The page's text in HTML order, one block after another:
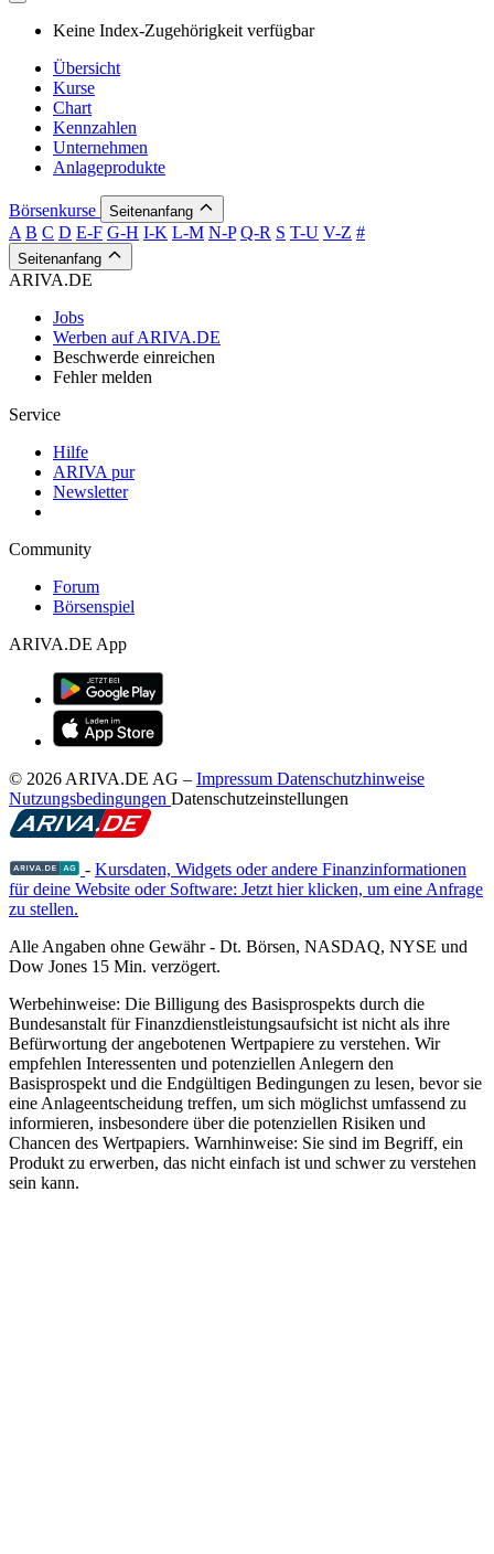
Keine Index-Zugehörigkeit verfügbar
Übersicht
Kurse
Chart
Kennzahlen
Unternehmen
Anlageprodukte
Börsenkurse Seitenanfang
A B C D E-F G-H I-K L-M N-P Q-R S T-U V-Z #
Seitenanfang
ARIVA.DE
Jobs
Werben auf ARIVA.DE
Beschwerde einreichen
Fehler melden
Service
Hilfe
ARIVA pur
Newsletter
Community
Forum
Börsenspiel
ARIVA.DE App
© 2026 ARIVA.DE AG – Impressum Datenschutzhinweise
Nutzungsbedingungen Datenschutzeinstellungen
- Kursdaten, Widgets oder andere Finanzinformationen
für deine Website oder Software: Jetzt hier klicken, um eine Anfrage
zu stellen.
Alle Angaben ohne Gewähr - Dt. Börsen, NASDAQ, NYSE und
Dow Jones 15 Min. verzögert.
Werbehinweise: Die Billigung des Basisprospekts durch die
Bundesanstalt für Finanzdienstleistungsaufsicht ist nicht als ihre
Befürwortung der angebotenen Wertpapiere zu verstehen. Wir
empfehlen Interessenten und potenziellen Anlegern den
Basisprospekt und die Endgültigen Bedingungen zu lesen, bevor sie
eine Anlageentscheidung treffen, um sich möglichst umfassend zu
informieren, insbesondere über die potenziellen Risiken und
Chancen des Wertpapiers. Warnhinweise: Sie sind im Begriff, ein
Produkt zu erwerben, das nicht einfach ist und schwer zu verstehen
sein kann.